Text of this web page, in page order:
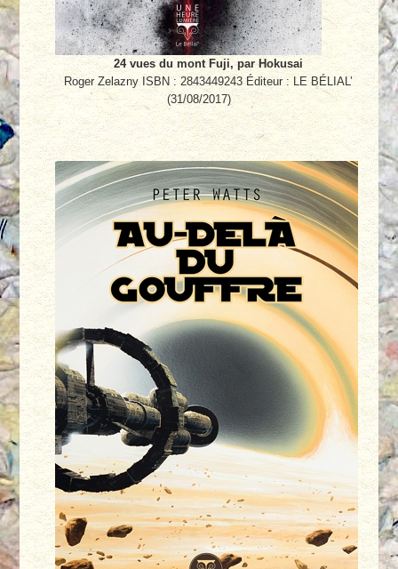
24 vues du mont Fuji, par Hokusai
Roger Zelazny ISBN : 2843449243 Éditeur : LE BÉLIAL’
(31/08/2017)